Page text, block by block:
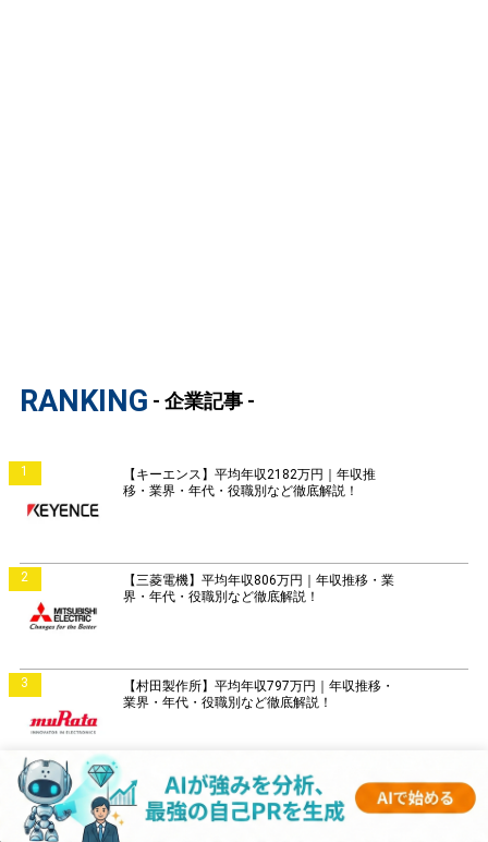
RANKING - 企業記事 -
1
【キーエンス】平均年収2182万円｜年収推
移・業界・年代・役職別など徹底解説！
2
【三菱電機】平均年収806万円｜年収推移・業
界・年代・役職別など徹底解説！
3
【村田製作所】平均年収797万円｜年収推移・
業界・年代・役職別など徹底解説！
4
【富士通】平均年収859万円｜年収推移・業
界・年代・役職別など徹底解説！